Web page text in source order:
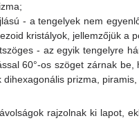
- a tengelyek nem
kristályok, jellemzőjük a
- az egyik tengelyre
60°-os szöget zárnak be,
dihexagonális prizma, piramis,
rajzolnak ki lapot,